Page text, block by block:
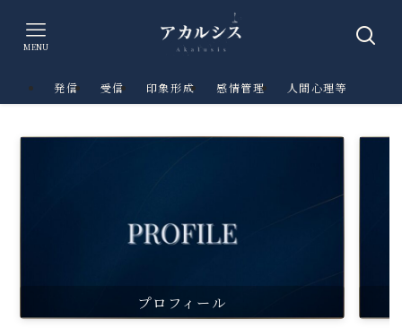
MENU
発信 受信 印象形成 感情管理 人間心理等
プロフィール